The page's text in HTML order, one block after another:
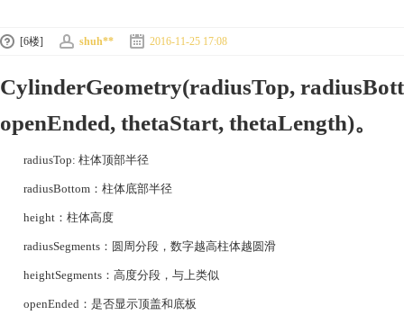
[6楼] shuh** 2016-11-25 17:08
CylinderGeometry(radiusTop,
openEnded, thetaStart, thetaLength)。
radiusTop: 柱体顶部半径
radiusBottom：柱体底部半径
height：柱体高度
radiusSegments：圆周分段，数字越高柱体越圆滑
heightSegments：高度分段，与上类似
openEnded：是否显示顶盖和底板